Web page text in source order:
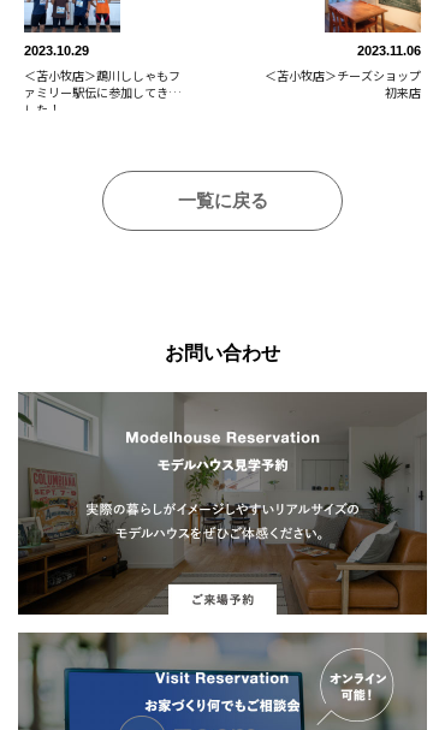
2023.10.29
＜苫小牧店＞鵡川ししゃもフ
ァミリー駅伝に参加してきま
した！
2023.11.06
＜苫小牧店＞チーズショップ
初来店
一覧に戻る
お問い合わせ